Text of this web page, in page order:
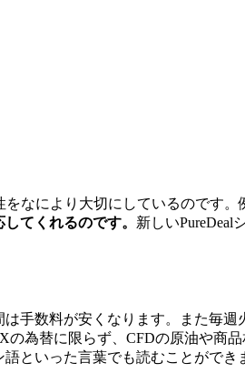
なにより大切にしているのです
してくれるのです。 新しいPureDeal
手数料が安くなります。また毎週
為替に限らず、CFDの原油や商
といった言葉でも読むことができ